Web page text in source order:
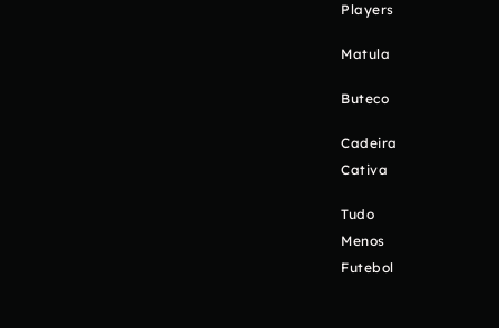
Players
Matula
Buteco
Cadeira
Cativa
Tudo
Menos
Futebol